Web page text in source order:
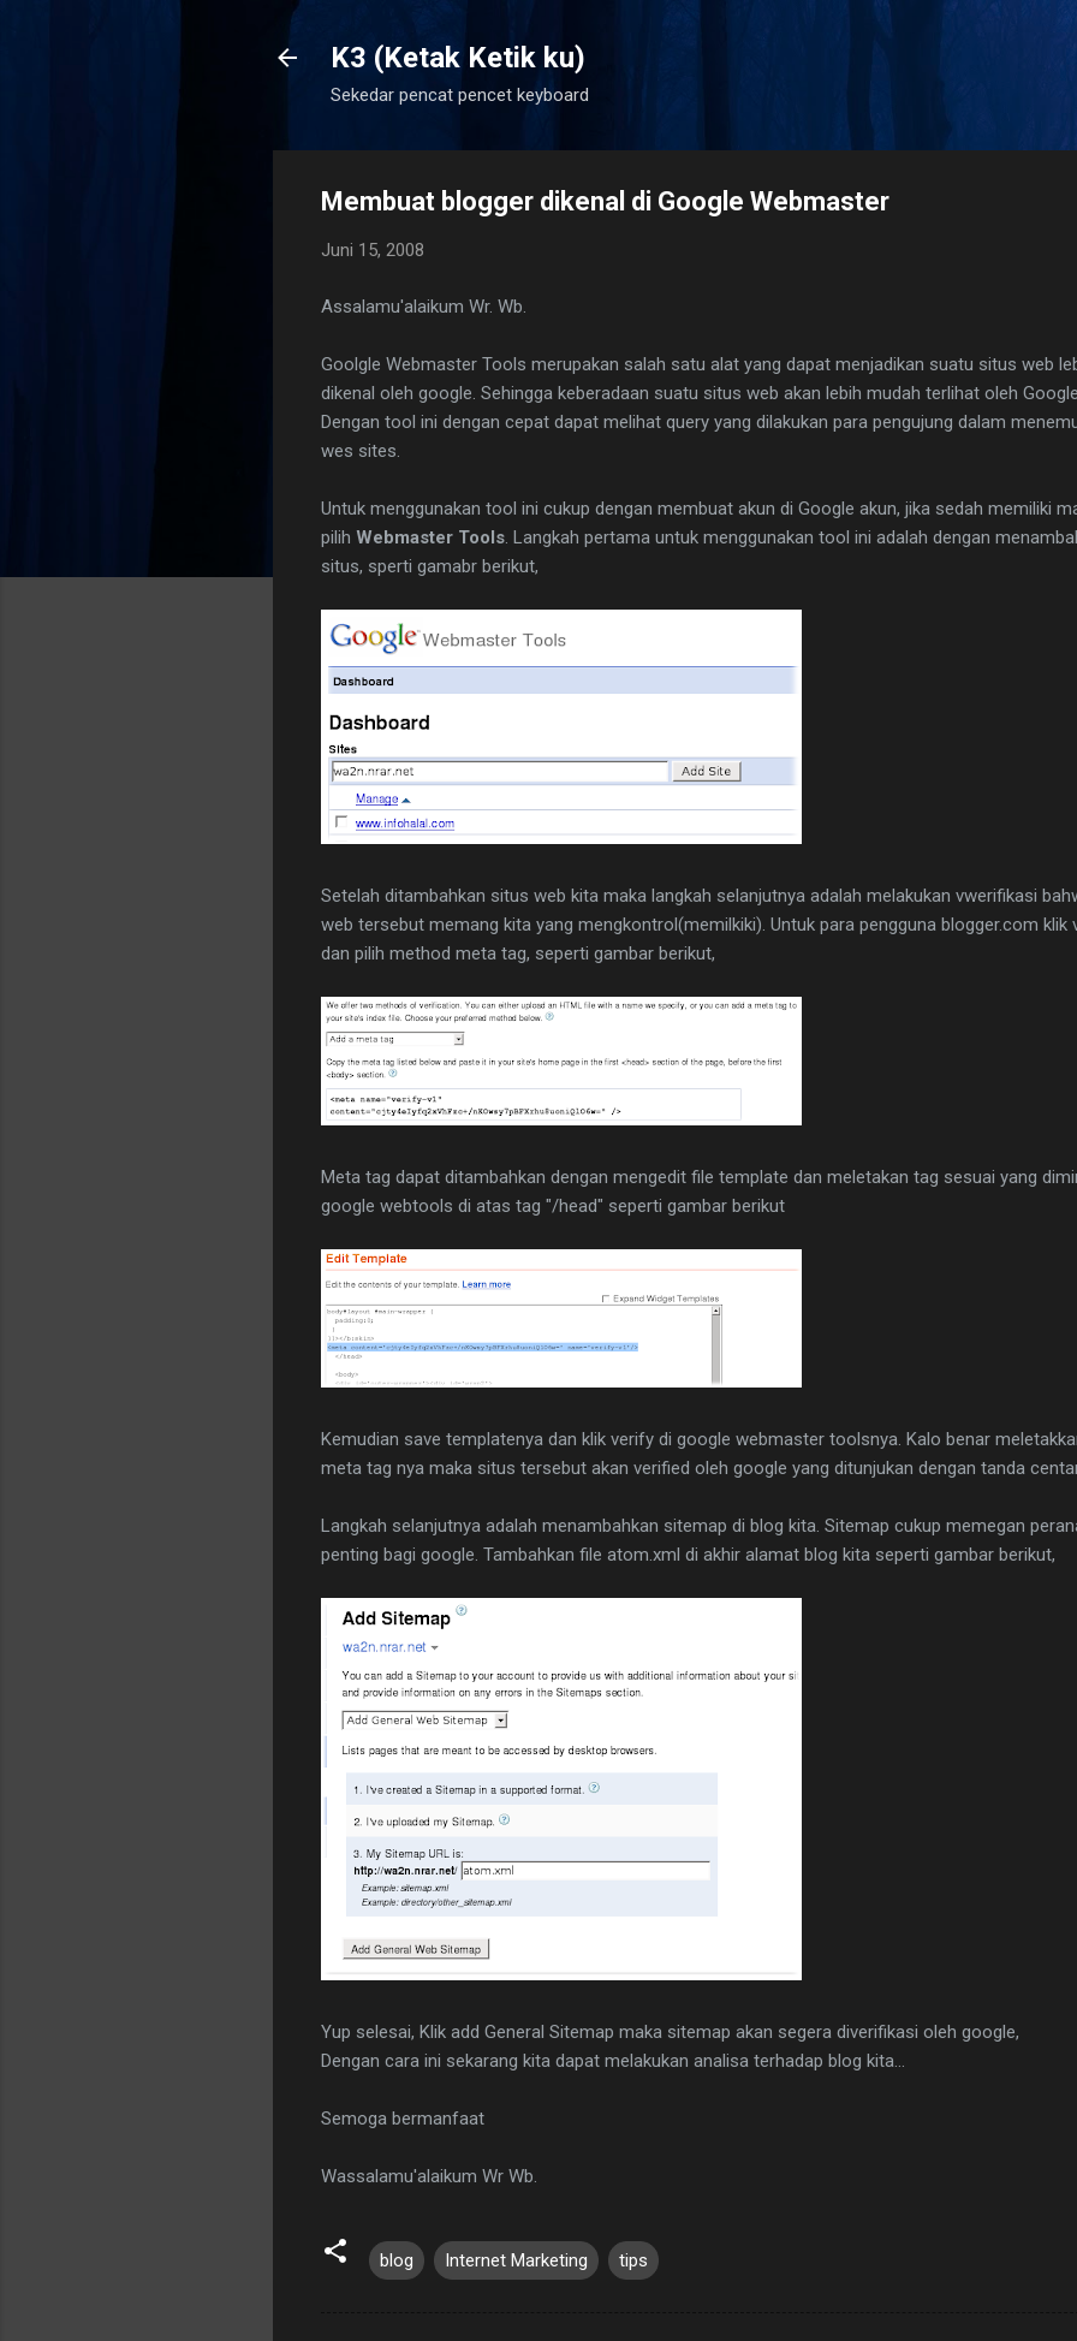
K3 (Ketak Ketik ku)
Sekedar pencat pencet keyboard
Membuat blogger dikenal di Google Webmaster
Juni 15, 2008
Assalamu'alaikum Wr. Wb.
Goolgle Webmaster Tools merupakan salah satu alat yang dapat menjadikan suatu situs web
dikenal oleh google. Sehingga keberadaan suatu situs web akan lebih mudah terlihat oleh Google.
Dengan tool ini dengan cepat dapat melihat query yang dilakukan para pengujung dalam
wes sites.
Untuk menggunakan tool ini cukup dengan membuat akun di Google akun, jika sedah memiliki
pilih Webmaster Tools . Langkah pertama untuk menggunakan tool ini adalah dengan
situs, sperti gamabr berikut,
Setelah ditambahkan situs web kita maka langkah selanjutnya adalah melakukan vwerifikasi
web tersebut memang kita yang mengkontrol(memilkiki). Untuk para pengguna blogger.com klik
dan pilih method meta tag, seperti gambar berikut,
Meta tag dapat ditambahkan dengan mengedit file template dan meletakan tag sesuai yang
google webtools di atas tag "/head" seperti gambar berikut
Kemudian save templatenya dan klik verify di google webmaster toolsnya. Kalo benar
meta tag nya maka situs tersebut akan verified oleh google yang ditunjukan dengan tanda
Langkah selanjutnya adalah menambahkan sitemap di blog kita. Sitemap cukup memegan
penting bagi google. Tambahkan file atom.xml di akhir alamat blog kita seperti gambar berikut,
Yup selesai, Klik add General Sitemap maka sitemap akan segera diverifikasi oleh google,
Dengan cara ini sekarang kita dapat melakukan analisa terhadap blog kita...
Semoga bermanfaat
Wassalamu'alaikum Wr Wb.
blog Internet Marketing tips